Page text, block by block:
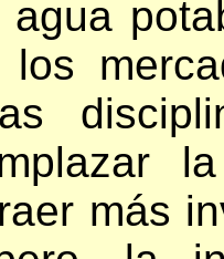
agua
los
más